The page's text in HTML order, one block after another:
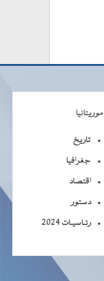
موريتانيا
تاريخ
جغرافيا
اقتصاد
دستور
رئـاسيـات 2024